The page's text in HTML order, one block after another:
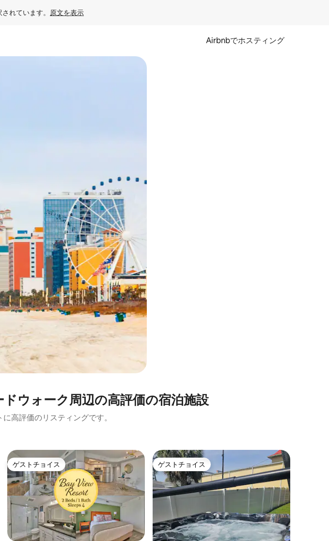
れています。 原文を表示
Airbnbでホスティング
イプして検索結果を確認することができます。
ウォーク周⁠辺⁠の高⁠評⁠価⁠の宿⁠泊⁠施⁠設
高評価のリスティングです。
ゲストチョイス
ゲストチョイス ゲストチョイス
ゲストチョイス